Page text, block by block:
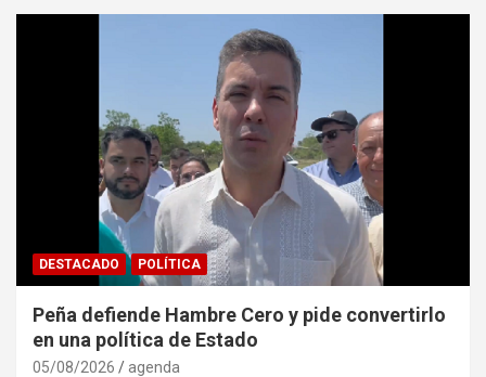
DESTACADO POLÍTICA
Peña defiende Hambre Cero y pide convertirlo
en una política de Estado
05/08/2026 agenda